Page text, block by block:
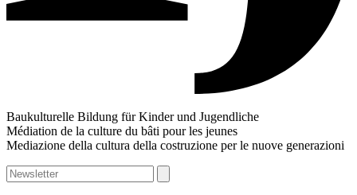
Baukulturelle Bildung für Kinder und Jugendliche
Médiation de la culture du bâti pour les jeunes
Mediazione della cultura della costruzione per le nuove generazioni